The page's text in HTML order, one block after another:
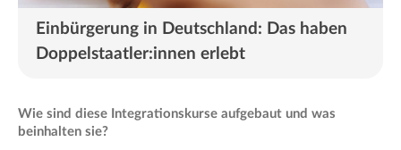
Einbürgerung in Deutschland: Das haben
Doppelstaatler:innen erlebt
Wie sind diese Integrationskurse aufgebaut und was
beinhalten sie?